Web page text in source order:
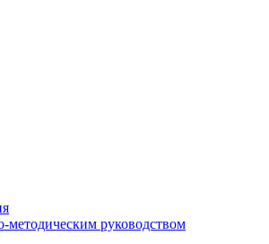
руководством